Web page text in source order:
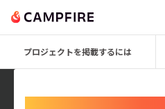
プロジェクトを掲載するには